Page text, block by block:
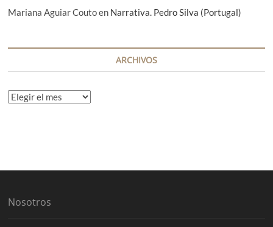
Mariana Aguiar Coutoen Narrativa. Pedro Silva (Portugal)
ARCHIVOS
A
Nosotros